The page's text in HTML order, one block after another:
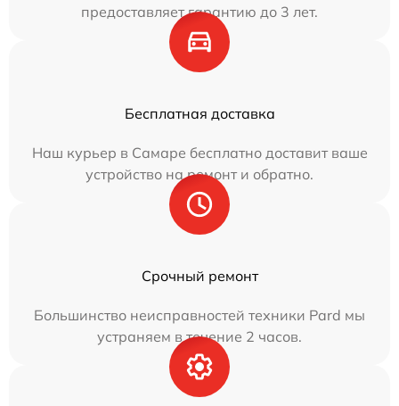
предоставляет гарантию до 3 лет.
Бесплатная доставка
Наш курьер в Самаре бесплатно доставит ваше
устройство на ремонт и обратно.
Срочный ремонт
Большинство неисправностей техники Pard мы
устраняем в течение 2 часов.